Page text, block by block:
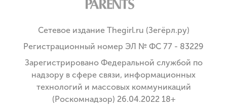
Сетевое издание Thegirl.ru (Зегёрл.ру)
Регистрационный номер ЭЛ № ФС 77 - 83229
Зарегистрировано Федеральной службой по
надзору в сфере связи, информационных
технологий и массовых коммуникаций
(Роскомнадзор) 26.04.2022 18+